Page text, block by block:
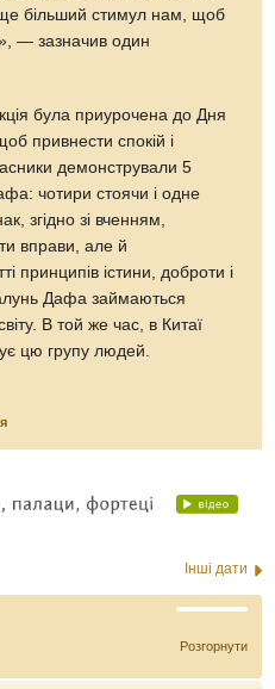
більший стимул нам, щоб
— зазначив один
була приурочена до Дня
привнести спокій і
демонстрували 5
чотири стоячи і одне
згідно зі вченням,
вправи, але й
принципів істини, доброти і
Дафа займаються
В той же час, в Китаї
цю групу людей.
Інші дати
Розгорнути